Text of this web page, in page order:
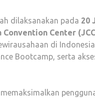
dilaksanakan pada 20
Convention Center
di
Bootcamp, serta